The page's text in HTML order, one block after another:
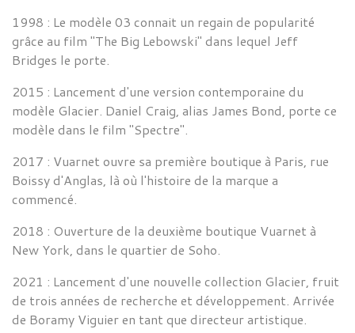
1998 : Le modèle 03 connait un regain de popularité
grâce au film "The Big Lebowski" dans lequel Jeff
Bridges le porte.
2015 : Lancement d'une version contemporaine du
modèle Glacier. Daniel Craig, alias James Bond, porte ce
modèle dans le film "Spectre".
2017 : Vuarnet ouvre sa première boutique à Paris, rue
Boissy d'Anglas, là où l'histoire de la marque a
commencé.
2018 : Ouverture de la deuxième boutique Vuarnet à
New York, dans le quartier de Soho.
2021 : Lancement d'une nouvelle collection Glacier, fruit
de trois années de recherche et développement. Arrivée
de Boramy Viguier en tant que directeur artistique.